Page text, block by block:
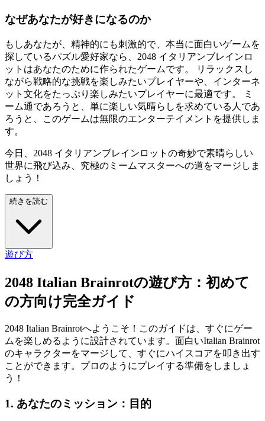
なぜあなたが好きになるのか
もしあなたが、精神的にも刺激的で、本当に面白いゲームを
探しているパズル愛好家なら、2048 イタリアンブレインロ
ットはあなたのために作られたゲームです。 リラックスし
ながら戦略的な挑戦を楽しみたいプレイヤーや、インターネ
ット文化をたっぷり楽しみたいプレイヤーに最適です。 ミ
ーム通であろうと、単に楽しい気晴らしを求めている人であ
ろうと、このゲームは無限のエンターテイメントを提供しま
す。
今日、2048 イタリアンブレインロットの奇妙で素晴らしい
世界に飛び込み、究極のミームマスターへの道をマージしま
しょう！
続きを読む
遊び方
2048 Italian Brainrotの遊び方：初めて
の方向け完全ガイド
2048 Italian Brainrotへようこそ！このガイドは、すぐにゲー
ムを楽しめるように設計されています。面白いItalian Brainrot
のキャラクターをマージして、すぐにハイスコアを叩き出す
ことができます。プロのようにプレイする準備をしましょ
う！
1. あなたのミッション：目的